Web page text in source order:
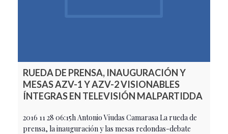
RUEDA DE PRENSA, INAUGURACIÓN Y
MESAS AZV-1 Y AZV-2 VISIONABLES
ÍNTEGRAS EN TELEVISIÓN MALPARTIDDA
2016 11 28 06:15h Antonio Viudas Camarasa La rueda de
prensa, la inauguración y las mesas redondas-debate